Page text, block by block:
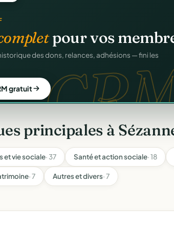
des donsen ligne.
sécurisé, reçu fiscal instantané pour chaque
principales à
et vie sociale· 37 Santé et action sociale· 18
· 7 Autres et divers· 7